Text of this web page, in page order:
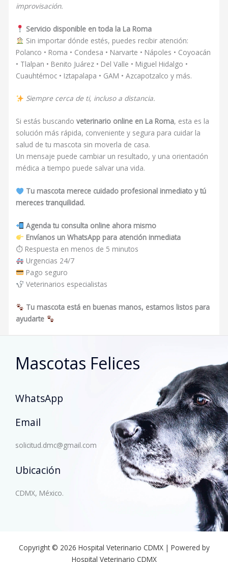
improvisación.
Servicio disponible en toda la La Roma
Sin importar dónde estés, puedes recibir atención:
Polanco • Roma • Condesa • Narvarte • Nápoles • Coyoacán
• Tlalpan • Benito Juárez • Del Valle • Miguel Hidalgo •
Cuauhtémoc • Iztapalapa • GAM • Azcapotzalco y más.
Siempre cerca de ti, incluso a distancia.
Si estás buscandoveterinario online en La Roma, esta es la
solución más rápida, conveniente y segura para cuidar la
salud de tu mascota sin moverla de casa.
Un mensaje puede cambiar un resultado, y una orientación
médica a tiempo puede salvar una vida.
Tu mascota merece cuidado profesional inmediato y tú
mereces tranquilidad.
Agenda tu consulta online ahora mismo
Envíanos un WhatsApp para atención inmediata
⏱ Respuesta en menos de 5 minutos
Urgencias 24/7
Pago seguro
Veterinarios especialistas
Tu mascota está en buenas manos, estamos listos para
ayudarte
Mascotas Felices
WhatsApp
Email
solicitud.dmc@gmail.com
Ubicación
CDMX, México.
Copyright © 2026 Hospital Veterinario CDMX | Powered by
Hospital Veterinario CDMX